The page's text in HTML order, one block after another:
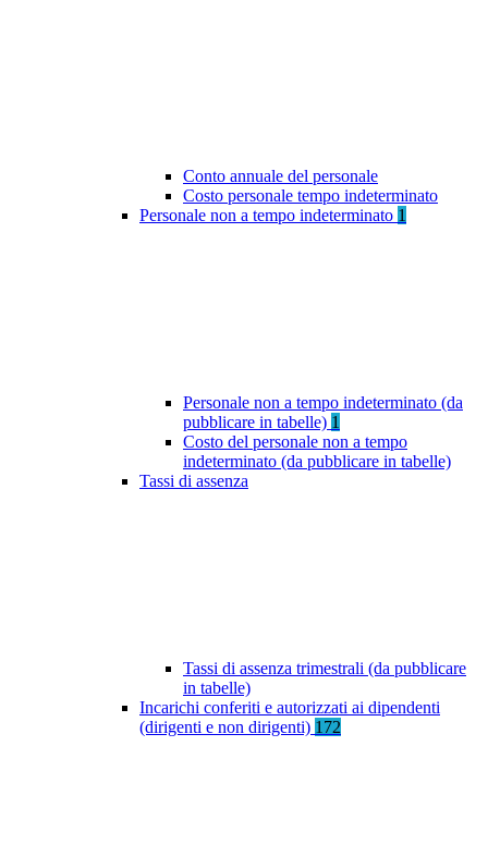
Conto annuale del personale
Costo personale tempo indeterminato
Personale non a tempo indeterminato 1
Personale non a tempo indeterminato (da
pubblicare in tabelle) 1
Costo del personale non a tempo
indeterminato (da pubblicare in tabelle)
Tassi di assenza
Tassi di assenza trimestrali (da pubblicare
in tabelle)
Incarichi conferiti e autorizzati ai dipendenti
(dirigenti e non dirigenti) 172